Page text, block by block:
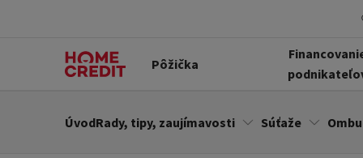
Pôžička
ÚvodRady, tipy, zaujímavosti Súťaže